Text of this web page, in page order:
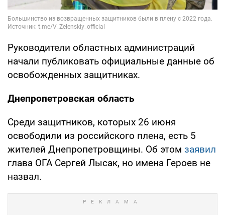
Руководители областных администраций
начали публиковать официальные данные об
освобожденных защитниках.
Днепропетровская область
Среди защитников, которых 26 июня
освободили из российского плена, есть 5
жителей Днепропетровщины. Об этом заявил
глава ОГА Сергей Лысак, но имена Героев не
назвал.